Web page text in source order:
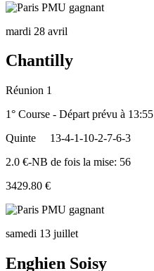
mardi 28 avril
Chantilly
Réunion 1
1° Course - Départ prévu à 13:55
Quinte
13-4-1-10-2-7-6-3
2.0 €-NB de fois la mise: 56
3429.80 €
samedi 13 juillet
Enghien Soisy